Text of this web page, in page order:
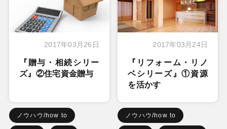
2017年03月26日
『贈与・相続シリー
ズ』②住宅資金贈与
ノウハウ/how to
2017年03月24日
『リフォーム・リノ
ベシリーズ』①資源
を活かす
ノウハウ/how to